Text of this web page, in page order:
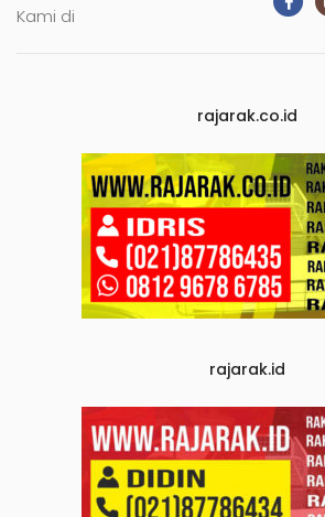
Kami di
rajarak.co.id
rajarak.id